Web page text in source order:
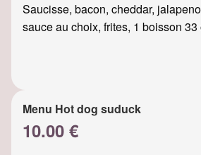
Saucisse, bacon, cheddar,
sauce au choix, frites, 1 boisson
Menu Hot dog suduck
10.00 €